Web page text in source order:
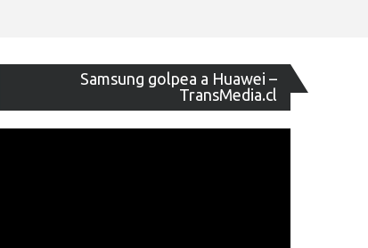
Samsung golpea a Huawei –
TransMedia.cl
de
vídeo